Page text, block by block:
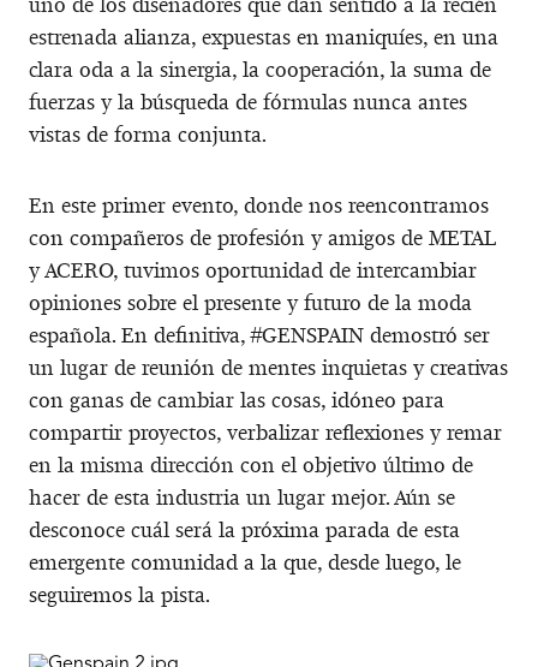
estrenada alianza, expuestas en maniquíes, en una
clara oda a la sinergia, la cooperación, la suma de
fuerzas y la búsqueda de fórmulas nunca antes
vistas de forma conjunta.
En este primer evento, donde nos reencontramos
con compañeros de profesión y amigos de METAL
y ACERO, tuvimos oportunidad de intercambiar
opiniones sobre el presente y futuro de la moda
española. En definitiva, #GENSPAIN demostró ser
un lugar de reunión de mentes inquietas y creativas
con ganas de cambiar las cosas, idóneo para
compartir proyectos, verbalizar reflexiones y remar
en la misma dirección con el objetivo último de
hacer de esta industria un lugar mejor. Aún se
desconoce cuál será la próxima parada de esta
emergente comunidad a la que, desde luego, le
seguiremos la pista.